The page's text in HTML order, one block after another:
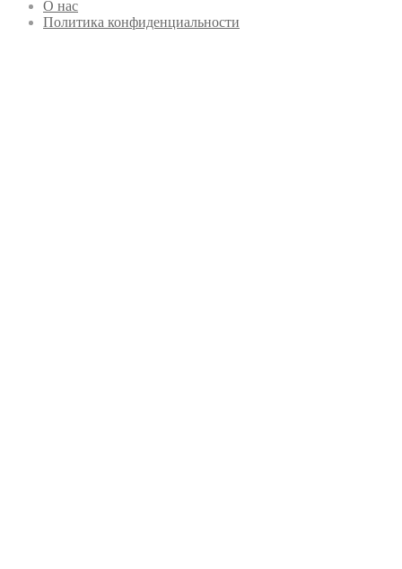
О нас
Политика конфиденциальности